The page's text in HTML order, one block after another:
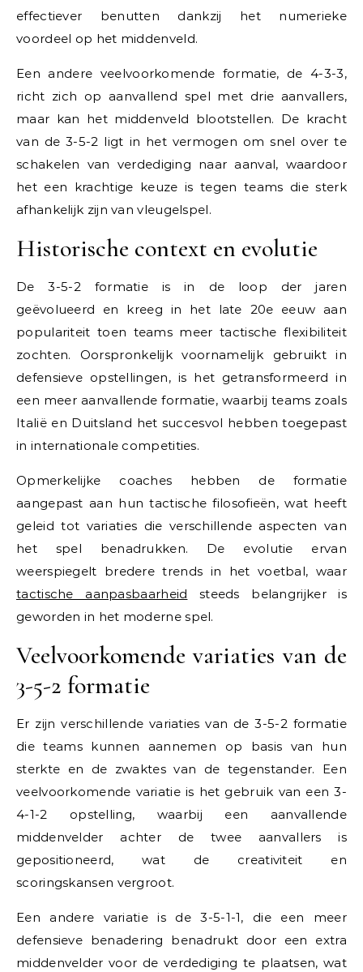
effectiever benutten dankzij het numerieke
voordeel op het middenveld.
Een andere veelvoorkomende formatie, de 4-3-3,
richt zich op aanvallend spel met drie aanvallers,
maar kan het middenveld blootstellen. De kracht
van de 3-5-2 ligt in het vermogen om snel over te
schakelen van verdediging naar aanval, waardoor
het een krachtige keuze is tegen teams die sterk
afhankelijk zijn van vleugelspel.
Historische context en evolutie
De 3-5-2 formatie is in de loop der jaren
geëvolueerd en kreeg in het late 20e eeuw aan
populariteit toen teams meer tactische flexibiliteit
zochten. Oorspronkelijk voornamelijk gebruikt in
defensieve opstellingen, is het getransformeerd in
een meer aanvallende formatie, waarbij teams zoals
Italië en Duitsland het succesvol hebben toegepast
in internationale competities.
Opmerkelijke coaches hebben de formatie
aangepast aan hun tactische filosofieën, wat heeft
geleid tot variaties die verschillende aspecten van
het spel benadrukken. De evolutie ervan
weerspiegelt bredere trends in het voetbal, waar
tactische aanpasbaarheid steeds belangrijker is
geworden in het moderne spel.
Veelvoorkomende variaties van de
3-5-2 formatie
Er zijn verschillende variaties van de 3-5-2 formatie
die teams kunnen aannemen op basis van hun
sterkte en de zwaktes van de tegenstander. Een
veelvoorkomende variatie is het gebruik van een 3-
4-1-2 opstelling, waarbij een aanvallende
middenvelder achter de twee aanvallers is
gepositioneerd, wat de creativiteit en
scoringskansen vergroot.
Een andere variatie is de 3-5-1-1, die een meer
defensieve benadering benadrukt door een extra
middenvelder voor de verdediging te plaatsen, wat